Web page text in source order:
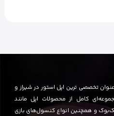
تخصصی ترین اپل استور در شیراز و
کامل از محصولات اپل مانند
و همچنین انواع کنسول‌های بازی